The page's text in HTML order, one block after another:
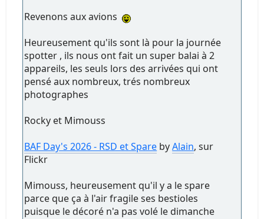
Revenons aux avions
Heureusement qu'ils sont là pour la journée
spotter , ils nous ont fait un super balai à 2
appareils, les seuls lors des arrivées qui ont
pensé aux nombreux, trés nombreux
photographes
Rocky et Mimouss
BAF Day's 2026 - RSD et Spare byAlain, sur
Flickr
Mimouss, heureusement qu'il y a le spare
parce que ça à l'air fragile ses bestioles
puisque le décoré n'a pas volé le dimanche